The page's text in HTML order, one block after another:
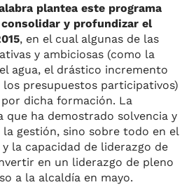
plantea este programa
y profundizar el
, en el cual algunas de las
y ambiciosas (como la
agua, el drástico incremento
los presupuestos participativos)
dicha formación. La
que ha demostrado solvencia y
gestión, sino sobre todo en el
la capacidad de liderazgo de
en un liderazgo de pleno
a la alcaldía en mayo.